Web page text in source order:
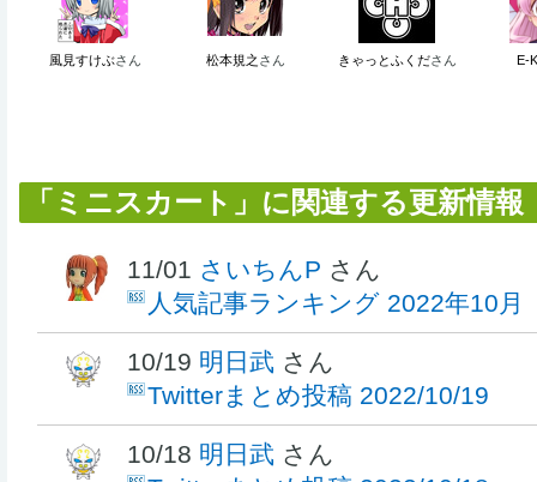
風見すけぶさん 松本規之 さん きゃっとふくださん E-
「ミニスカート」に関連する更新情報
11/01 さいちんP さん
人気記事ランキング 2022年10月
10/19 明日武 さん
Twitterまとめ投稿 2022/10/19
10/18 明日武 さん